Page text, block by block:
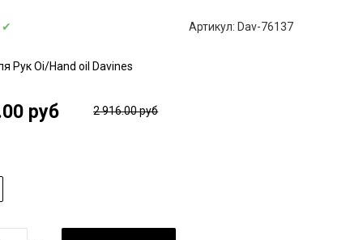
✔ Артикул: Dav-76137
Рук Oi/Hand oil Davines
руб 2 916.00 руб